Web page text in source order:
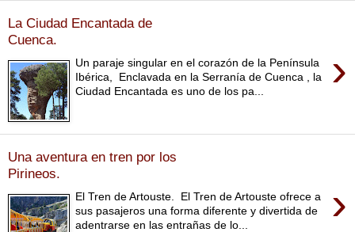
La Ciudad Encantada de
Cuenca.
›
Un paraje singular en el corazón de la Península
Ibérica, Enclavada en la Serranía de Cuenca , la
Ciudad Encantada es uno de los pa...
Una aventura en tren por los
Pirineos.
›
El Tren de Artouste. El Tren de Artouste ofrece a
sus pasajeros una forma diferente y divertida de
adentrarse en las entrañas de lo...